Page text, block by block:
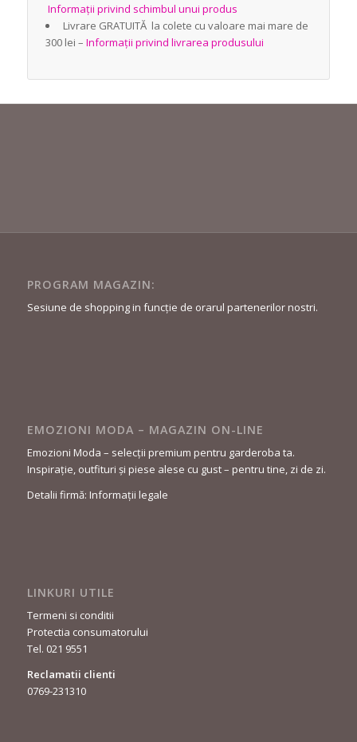
Informații privind schimbul unui produs
Livrare GRATUITĂ la colete cu valoare mai mare de
300 lei – Informații privind livrarea produsului
PROGRAM MAGAZIN:
Sesiune de shopping in funcție de orarul partenerilor nostri.
EMOZIONI MODA – MAGAZIN ON-LINE
Emozioni Moda – selecții premium pentru garderoba ta.
Inspirație, outfituri și piese alese cu gust – pentru tine, zi de zi.
Detalii firmă: Informații legale
LINKURI UTILE
Termeni si conditii
Protectia consumatorului
Tel. 021 9551
Reclamatii clienti
0769-231310